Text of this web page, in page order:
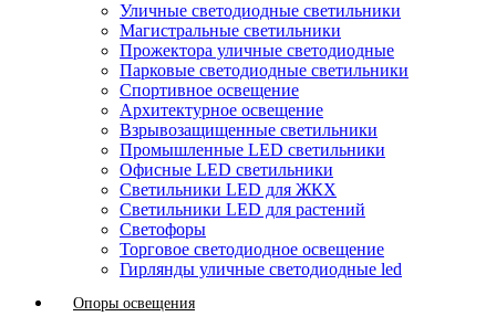
Уличные светодиодные светильники
Магистральные светильники
Прожектора уличные светодиодные
Парковые светодиодные светильники
Спортивное освещение
Архитектурное освещение
Взрывозащищенные светильники
Промышленные LED светильники
Офисные LED светильники
Cветильники LED для ЖКХ
Светильники LED для растений
Светофоры
Торговое светодиодное освещение
Гирлянды уличные светодиодные led
Опоры освещения